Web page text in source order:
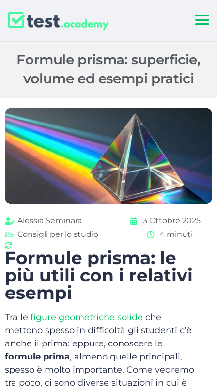
Formule prisma: superficie,
volume ed esempi pratici
Alessia Seminara
3 Ottobre 2025
Consigli per lo studio
4 minuti
Formule prisma: le
più utili con i relativi
esempi
Tra le figure geometriche solide che
mettono spesso in difficoltà gli studenti c’è
anche il prima: eppure, conoscere le
formule prima, almeno quelle principali,
spesso è molto importante. Come vedremo
tra poco, ci sono diverse situazioni in cui è